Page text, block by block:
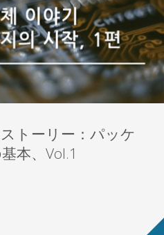
トーリー：パッケ
本、Vol.1